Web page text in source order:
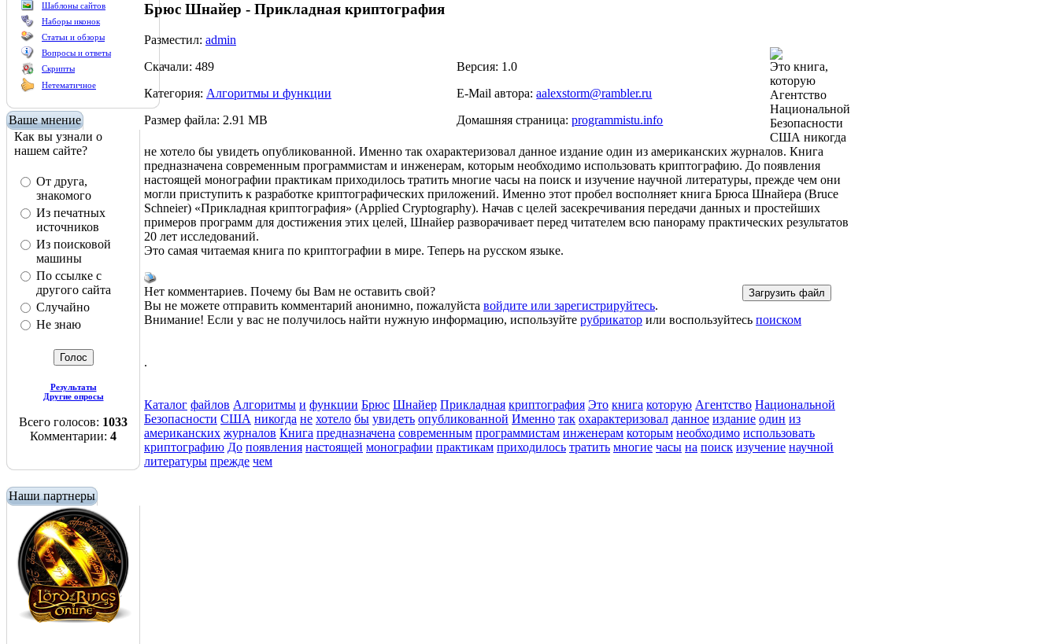
Шаблоны сайтов
Наборы иконок
Статьи и обзоры
Вопросы и ответы
Скрипты
Нетематичное
Ваше мнение
Как вы узнали о
нашем сайте?
От друга,
знакомого
Из печатных
источников
Из поисковой
машины
По ссылке с
другого сайта
Случайно
Не знаю
Результаты
Другие опросы
Всего голосов: 1033
Комментарии: 4
Наши партнеры
Брюс Шнайер - Прикладная криптография
Разместил: admin
Скачали: 489
Категория: Алгоритмы и функции
Размер файла: 2.91 MB
Версия: 1.0
E-Mail автора:aalexstorm@rambler.ru
Домашняя страница:programmistu.info
Это книга,
которую
Агентство
Национальной
Безопасности
США никогда
не хотело бы увидеть опубликованной. Именно так охарактеризовал данное издание один из американских журналов. Книга
предназначена современным программистам и инженерам, которым необходимо использовать криптографию. До появления
настоящей монографии практикам приходилось тратить многие часы на поиск и изучение научной литературы, прежде чем они
могли приступить к разработке криптографических приложений. Именно этот пробел восполняет книга Брюса Шнайера (Bruce
Schneier) «Прикладная криптография» (Applied Cryptography). Начав с целей засекречивания передачи данных и простейших
примеров программ для достижения этих целей, Шнайер разворачивает перед читателем всю панораму практических результатов
20 лет исследований.
Это самая читаемая книга по криптографии в мире. Теперь на русском языке.
Нет комментариев. Почему бы Вам не оставить свой?
Вы не можете отправить комментарий анонимно, пожалуйста войдите или зарегистрируйтесь.
Внимание! Если у вас не получилось найти нужную информацию, используйте рубрикатор или воспользуйтесь поиском
.
Каталог файлов Алгоритмы и функции Брюс Шнайер Прикладная криптография Это книга которую Агентство Национальной
Безопасности США никогда не хотело бы увидеть опубликованной Именно так охарактеризовал данное издание один из
американских журналов Книга предназначена современным программистам инженерам которым необходимо использовать
криптографию До появления настоящей монографии практикам приходилось тратить многие часы на поиск изучение научной
литературы прежде чем